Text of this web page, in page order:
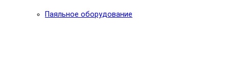
Паяльное оборудование